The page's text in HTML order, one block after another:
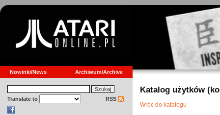
Nowinki/News Archiwum/Archive
Translate to RSS
Katalog użytków
Wróc do katalogu